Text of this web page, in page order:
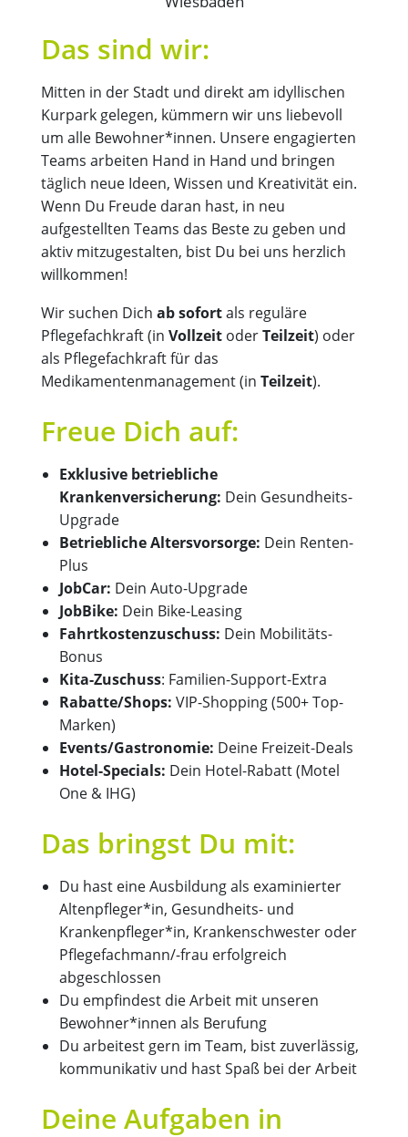
Das sind wir:
Mitten in der Stadt und direkt am idyllischen
Kurpark gelegen, kümmern wir uns liebevoll
um alle Bewohner*innen. Unsere engagierten
Teams arbeiten Hand in Hand und bringen
täglich neue Ideen, Wissen und Kreativität ein.
Wenn Du Freude daran hast, in neu
aufgestellten Teams das Beste zu geben und
aktiv mitzugestalten, bist Du bei uns herzlich
willkommen!
Wir suchen Dich ab sofortals reguläre
Pflegefachkraft (in Vollzeit oderTeilzeit) oder
als Pflegefachkraft für das
Medikamentenmanagement (in Teilzeit).
Freue Dich auf:
Exklusive betriebliche
Krankenversicherung: Dein Gesundheits-
Upgrade
Betriebliche Altersvorsorge: Dein Renten-
Plus
JobCar: Dein Auto-Upgrade
JobBike: Dein Bike-Leasing
Fahrtkostenzuschuss: Dein Mobilitäts-
Bonus
Kita-Zuschuss: Familien-Support-Extra
Rabatte/Shops: VIP-Shopping (500+ Top-
Marken)
Events/Gastronomie: Deine Freizeit-Deals
Hotel-Specials: Dein Hotel-Rabatt (Motel
One & IHG)
Das bringst Du mit:
Du hast eine Ausbildung als examinierter
Altenpfleger*in, Gesundheits- und
Krankenpfleger*in, Krankenschwester oder
Pflegefachmann/-frau erfolgreich
abgeschlossen
Du empfindest die Arbeit mit unseren
Bewohner*innen als Berufung
Du arbeitest gern im Team, bist zuverlässig,
kommunikativ und hast Spaß bei der Arbeit
Deine Aufgaben in